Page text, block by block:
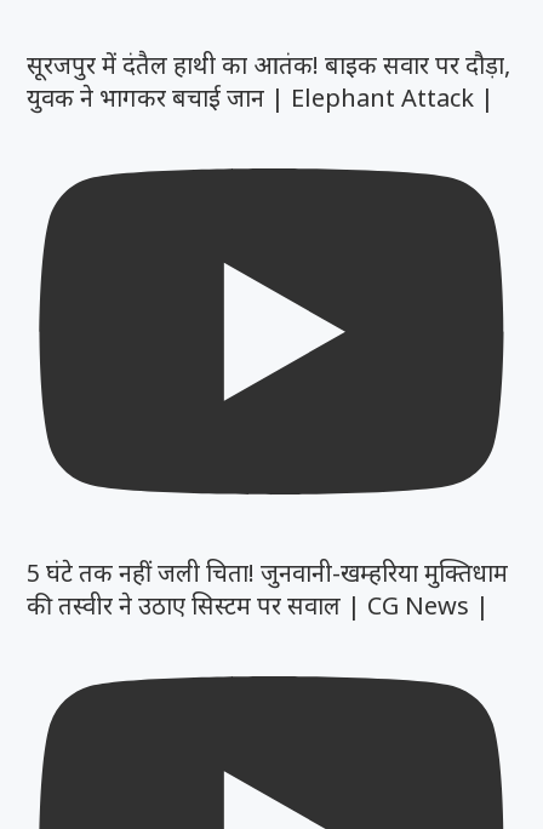
सूरजपुर में दंतैल हाथी का आतंक! बाइक सवार पर दौड़ा,
युवक ने भागकर बचाई जान | Elephant Attack |
5 घंटे तक नहीं जली चिता! जुनवानी-खम्हरिया मुक्तिधाम
की तस्वीर ने उठाए सिस्टम पर सवाल | CG News |